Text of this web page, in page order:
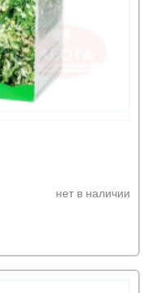
нет в наличии